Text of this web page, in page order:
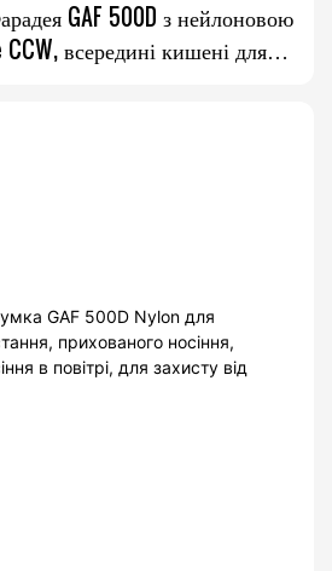
GAF 500D з нейлоновою
всередині кишені для